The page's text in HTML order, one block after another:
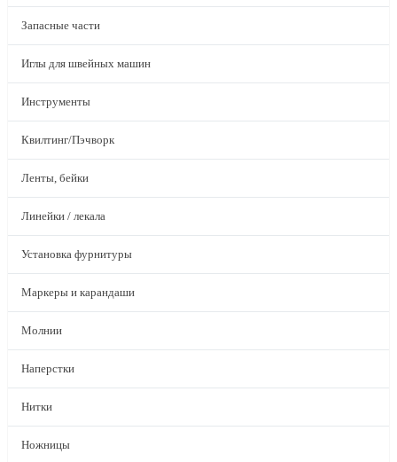
Запасные части
Иглы для швейных машин
Инструменты
Квилтинг/Пэчворк
Ленты, бейки
Линейки / лекала
Установка фурнитуры
Маркеры и карандаши
Молнии
Наперстки
Нитки
Ножницы